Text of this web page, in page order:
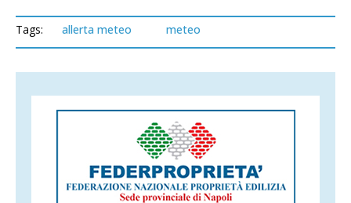
Tags: allerta meteo meteo